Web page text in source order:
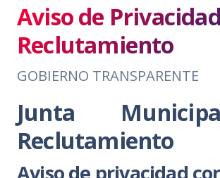
Aviso de
Reclutamiento
GOBIERNO TRANSPARENTE
Junta
Reclutamiento
Aviso de privacidad